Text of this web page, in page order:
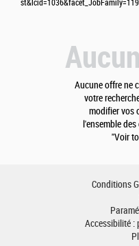
Aucune offre ne
votre
modifier vos
l'ensemble
"Voir
Conditions
Accessibilité :